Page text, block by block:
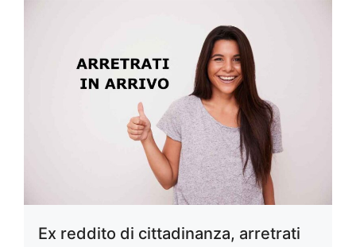
Ex reddito di cittadinanza, arretrati